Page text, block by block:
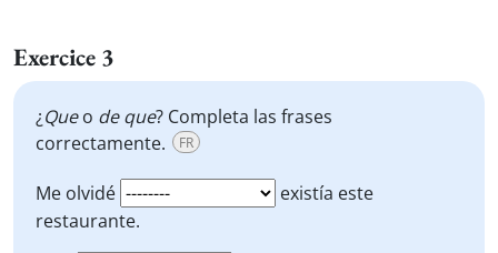
Exercice 3
¿Queo de que? Completa las frases
correctamente.
FR
Me olvidé
existía este
restaurante.